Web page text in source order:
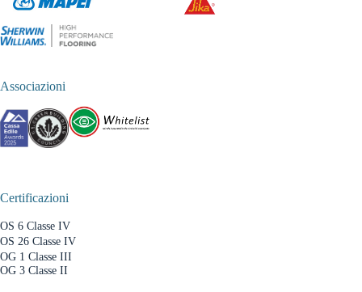
Associazioni
Certificazioni
OS 6 Classe IV
OS 26 Classe IV
OG 1 Classe III
OG 3 Classe II